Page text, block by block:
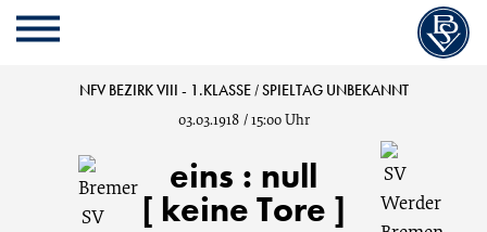
Cookie
Einstellungen
Zum
Inhalt
Cookie
Einstellungen
Kopfbereich
MENU
BremerNFV BEZIRK VIII - 1.KLASSE /SPIELTAG UNBEKANNT
03.03.1918 /15:00 Uhr
eins : null
[ keine Tore ]